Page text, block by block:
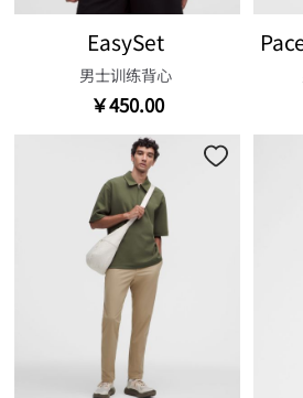
EasySet
男士训练背心
￥450.00